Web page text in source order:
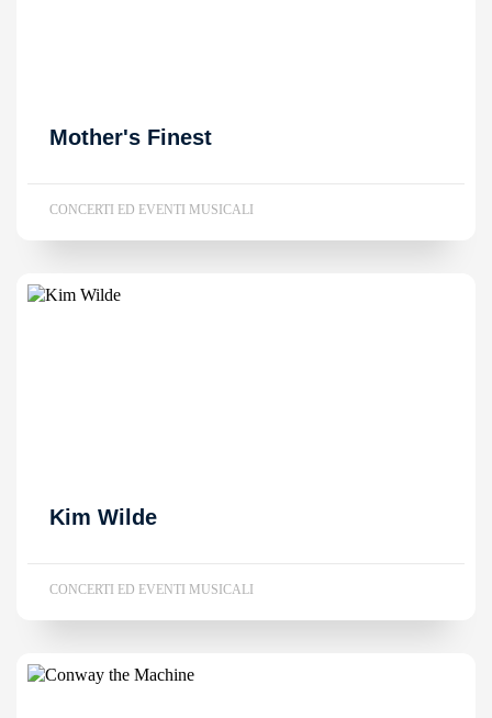
Mother's Finest
CONCERTI ED EVENTI MUSICALI
Kim Wilde
CONCERTI ED EVENTI MUSICALI